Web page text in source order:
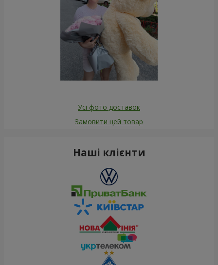
Усі фото доставок
Замовити цей товар
Наші клієнти